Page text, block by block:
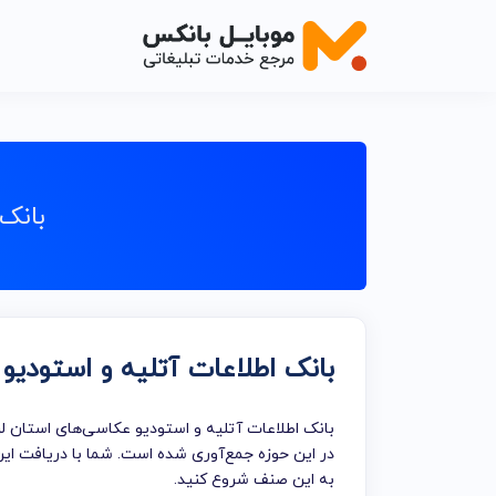
اصناف
اصناف
اصناف
خدمات
بانک اطلاعات آتلیه و
بانک اطلاعات آتلیه و استودیو عکاسی‌های استان
در این حوزه جمع‌آوری شده است. شما با دریافت
به این صنف شروع کنید.